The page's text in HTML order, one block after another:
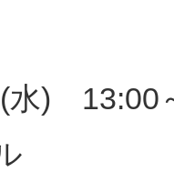
) 13:00